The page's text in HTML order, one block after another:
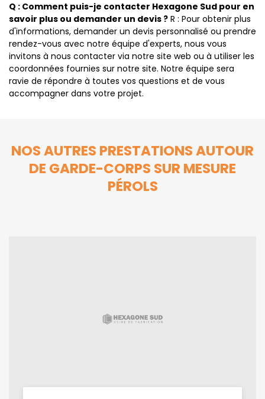
Q : Comment puis-je contacter Hexagone Sud pour en
savoir plus ou demander un devis ? R : Pour obtenir plus
d'informations, demander un devis personnalisé ou prendre
rendez-vous avec notre équipe d'experts, nous vous
invitons à nous contacter via notre site web ou à utiliser les
coordonnées fournies sur notre site. Notre équipe sera
ravie de répondre à toutes vos questions et de vous
accompagner dans votre projet.
NOS AUTRES PRESTATIONS AUTOUR
DE GARDE-CORPS SUR MESURE
PÉROLS